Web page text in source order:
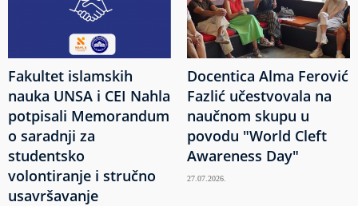
Fakultet islamskih
nauka UNSA i CEI Nahla
potpisali Memorandum
o saradnji za
studentsko
volontiranje i stručno
usavršavanje
Docentica Alma Ferović
Fazlić učestvovala na
naučnom skupu u
povodu "World Cleft
Awareness Day"
27.07.2026.